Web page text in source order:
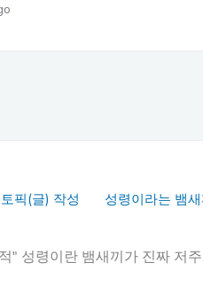
토픽(글) 작성 성령이라는 뱀새
" 성령이란 뱀새끼가 진짜 저